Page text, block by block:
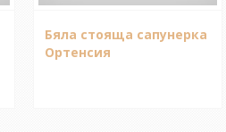
Бяла стояща сапунерка
Ортенсия